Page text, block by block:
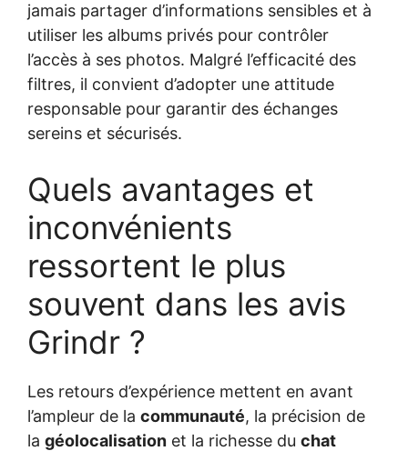
jamais partager d’informations sensibles et à
utiliser les albums privés pour contrôler
l’accès à ses photos. Malgré l’efficacité des
filtres, il convient d’adopter une attitude
responsable pour garantir des échanges
sereins et sécurisés.
Quels avantages et
inconvénients
ressortent le plus
souvent dans les avis
Grindr ?
Les retours d’expérience mettent en avant
l’ampleur de la communauté, la précision de
la géolocalisation et la richesse du chat